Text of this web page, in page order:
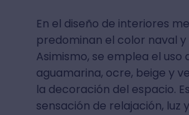
En el diseño de interiores
predominan el color naval y
Asimismo, se emplea el uso
aguamarina, ocre, beige y
la decoración del espacio.
sensación de relajación, luz